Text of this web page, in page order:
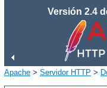
Versión 2.4
Apache > Servidor HTTP >